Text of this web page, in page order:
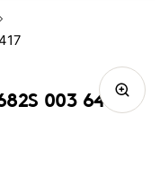
003 6417